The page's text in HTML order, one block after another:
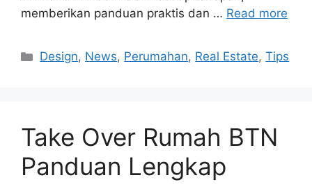
memberikan panduan praktis dan … Read more
Categories
Design, News, Perumahan, Real Estate,Tips
Take Over Rumah BTN
Panduan Lengkap